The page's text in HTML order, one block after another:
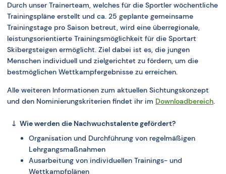
Durch unser Trainerteam, welches für die Sportler wöchentliche
Trainingspläne erstellt und ca. 25 geplante gemeinsame
Trainingstage pro Saison betreut, wird eine überregionale,
leistungsorientierte Trainingsmöglichkeit für die Sportart
Skibergsteigen ermöglicht. Ziel dabei ist es, die jungen
Menschen individuell und zielgerichtet zu fördern, um die
bestmöglichen Wettkampfergebnisse zu erreichen.
Alle weiteren Informationen zum aktuellen Sichtungskonzept
und den Nominierungskriterien findet ihr im Downloadbereich.
Wie werden die Nachwuchstalente gefördert?
Organisation und Durchführung von regelmäßigen
Lehrgangsmaßnahmen
Ausarbeitung von individuellen Trainings- und
Wettkampfplänen